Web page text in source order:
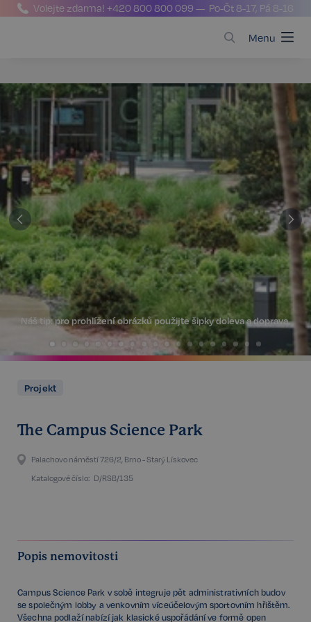
Volejte zdarma!+420 800 800 099 — Po-Čt 8-17, Pá 8-16
Menu
Náš tip:pro prohlížení obrázků použijte šipky doleva a doprava.
Projekt
The Campus Science Park
Palachovo náměstí 726/2, Brno - Starý Lískovec
Katalogové číslo: D/RSB/135
Popis nemovitosti
Campus Science Park v sobě integruje pět administrativních budov
se společným lobby a venkovním víceúčelovým sportovním hřištěm.
Všechna podlaží nabízí jak klasické uspořádání ve formě open